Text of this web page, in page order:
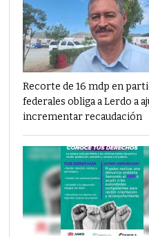
Recorte de 16 mdp en
federales obliga a Lerdo a
incrementar recaudación